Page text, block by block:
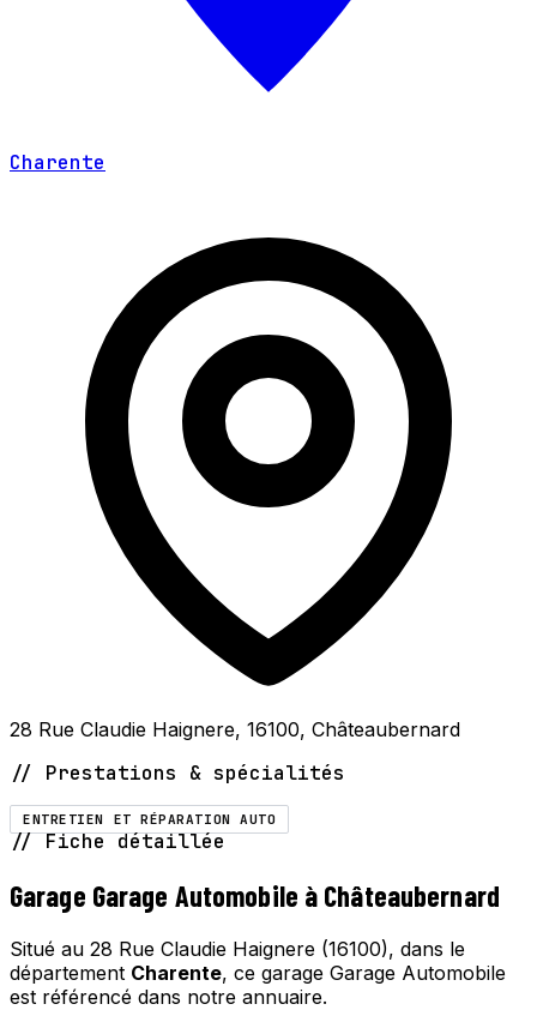
Charente
28 Rue Claudie Haignere, 16100, Châteaubernard
// Prestations & spécialités
ENTRETIEN ET RÉPARATION AUTO
// Fiche détaillée
Garage Garage Automobile à Châteaubernard
Situé au 28 Rue Claudie Haignere (16100), dans le
département Charente, ce garage Garage Automobile
est référencé dans notre annuaire.